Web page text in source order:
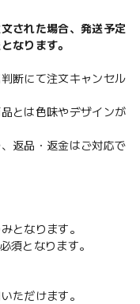
された場合、発送予定
なります。
断にて注文キャンセル
とは色味やデザインが
返品・返金はご対応で
となります。
須となります。
ただけます。